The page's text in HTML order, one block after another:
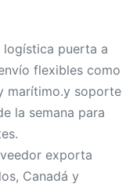
logística puerta a
flexibles como
marítimo.y soporte
la semana para
exporta
Canadá y